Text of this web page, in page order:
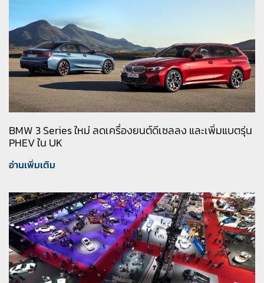
BMW 3 Series ใหม่ ลดเครื่องยนต์ดีเซลลง และเพิ่มแบตรุ่น
PHEV ใน UK
อ่านเพิ่มเติม